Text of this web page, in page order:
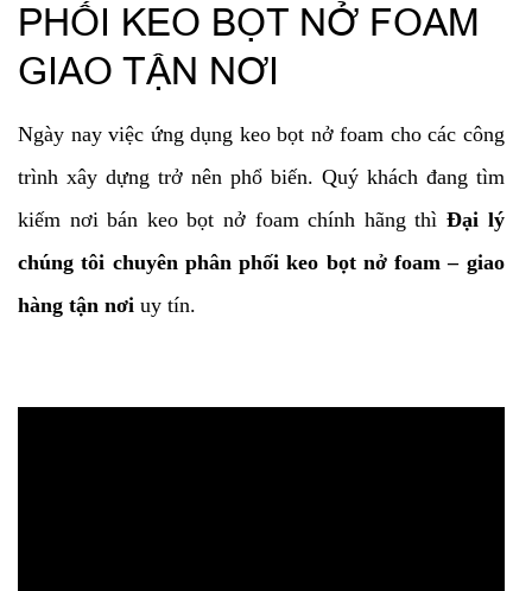
PHỐI KEO BỌT NỞ FOAM
GIAO TẬN NƠI
Ngày nay việc ứng dụng keo bọt nở foam cho các công
trình xây dựng trở nên phổ biến. Quý khách đang tìm
kiếm nơi bán keo bọt nở foam chính hãng thìĐại lý
chúng tôi chuyên phân phối keo bọt nở foam – giao
hàng tận nơi uy tín.